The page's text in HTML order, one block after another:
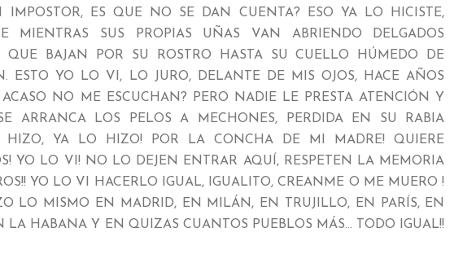
IMPOSTOR, ES QUE NO SE DAN CUENTA? ESO YA LO HICISTE,
MIENTRAS SUS PROPIAS UÑAS VAN ABRIENDO DELGADOS
QUE BAJAN POR SU ROSTRO HASTA SU CUELLO HÚMEDO DE
ESTO YO LO VI, LO JURO, DELANTE DE MIS OJOS, HACE AÑOS
ACASO NO ME ESCUCHAN? PERO NADIE LE PRESTA ATENCIÓN Y
ARRANCA LOS PELOS A MECHONES, PERDIDA EN SU RABIA
HIZO, YA LO HIZO! POR LA CONCHA DE MI MADRE! QUIERE
YO LO VI! NO LO DEJEN ENTRAR AQUÍ, RESPETEN LA MEMORIA
YO LO VI HACERLO IGUAL, IGUALITO, CREANME O ME MUERO !
LO MISMO EN MADRID, EN MILÁN, EN TRUJILLO, EN PARÍS, EN
LA HABANA Y EN QUIZAS CUANTOS PUEBLOS MÁS… TODO IGUAL!!